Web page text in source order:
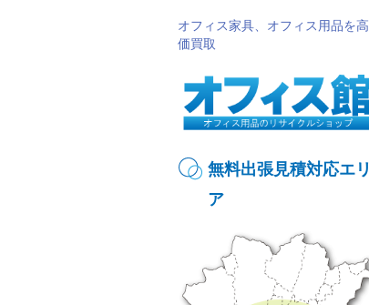
オフィス家具、オフィス用品を高
価買取
無料出張見積対応エリ
ア